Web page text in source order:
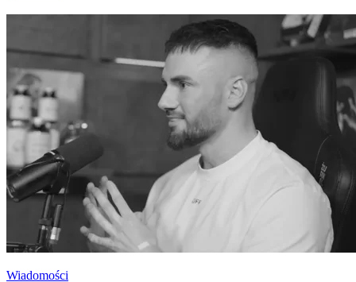
Wiadomości